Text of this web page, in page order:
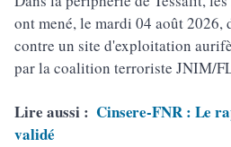
ont mené, le mardi 04 août 2026,
contre un site d'exploitation
par la coalition terroriste JNIM/
Lire aussi : Cinsere-FNR : Le
validé